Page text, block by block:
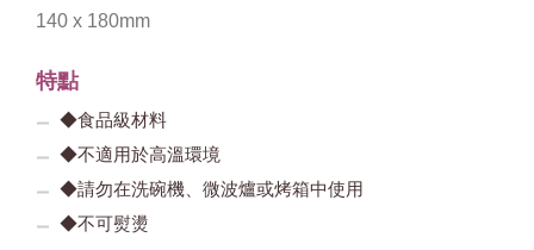
140 x 180mm
特點
◆食品級材料
◆不適用於高溫環境
◆請勿在洗碗機、微波爐或烤箱中使用
◆不可熨燙